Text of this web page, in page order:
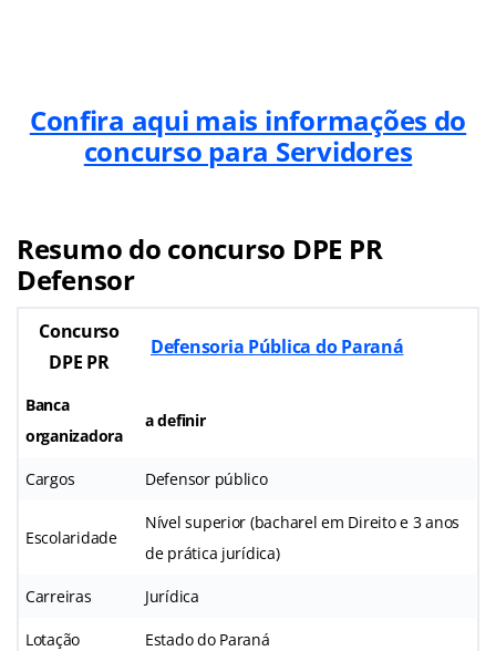
Confira aqui mais informações do
concurso para Servidores
Resumo do concurso DPE PR
Defensor
Concurso
DPE PR
Defensoria Pública do Paraná
Banca
organizadora
a definir
Cargos Defensor público
Escolaridade
Nível superior (bacharel em Direito e 3 anos
de prática jurídica)
Carreiras Jurídica
Lotação Estado do Paraná